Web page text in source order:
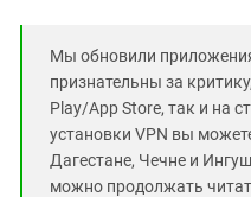
Мы обновили
признательны за
Play/App Store, так и на
установки VPN вы
Дагестане, Чечне и
можно продолжать